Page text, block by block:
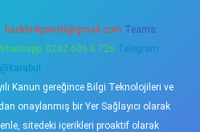
backlinkpaneli@gmail.com Teams:
0262 606 0 726 Telegram:
@karabul
Kanun gereğince Bilgi Teknolojileri ve
onaylanmış bir Yer Sağlayıcı olarak
sitedeki içerikleri proaktif olarak